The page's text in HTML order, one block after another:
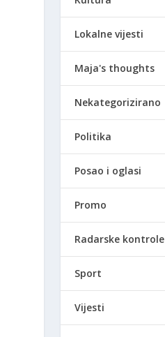
Lokalne vijesti
Maja's thoughts
Nekategorizirano
Politika
Posao i oglasi
Promo
Radarske kontrole
Sport
Vijesti